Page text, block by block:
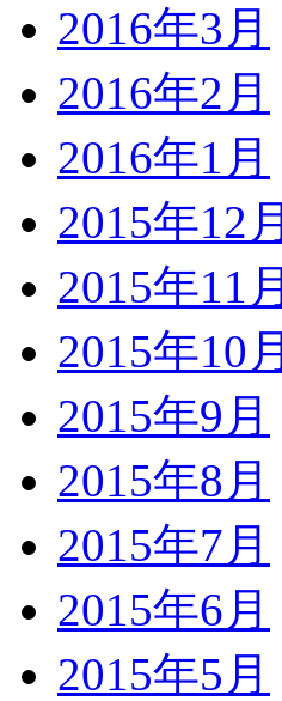
2016年3月
2016年2月
2016年1月
2015年12月
2015年11月
2015年10月
2015年9月
2015年8月
2015年7月
2015年6月
2015年5月